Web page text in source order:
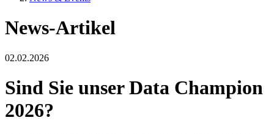
News-Artikel
02.02.2026
Sind Sie unser Data Champion
2026?